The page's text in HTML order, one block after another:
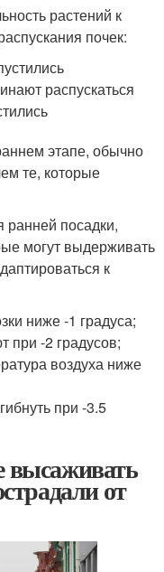
растений к
почек:
распускаться
этапе, обычно
те, которые
посадки,
могут выдерживать
к
ниже -1 градуса;
при -2 градусов;
воздуха ниже
при -3.5
высаживать
от